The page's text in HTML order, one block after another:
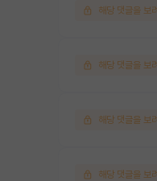
해당 댓글을 보
해당 댓글을 보
해당 댓글을 보
해당 댓글을 보